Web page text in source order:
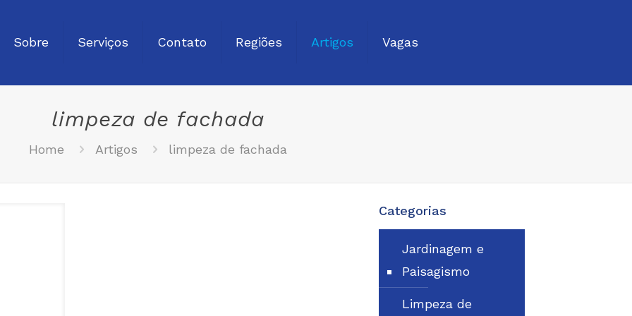
Sobre Serviços Contato Regiões Artigos Vagas
limpeza de fachada
Home Artigos limpeza de fachada
Categorias
Jardinagem e
Paisagismo
Limpeza de